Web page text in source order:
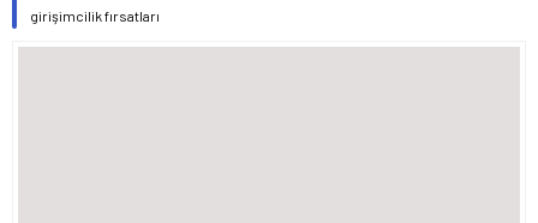
girişimcilik fırsatları